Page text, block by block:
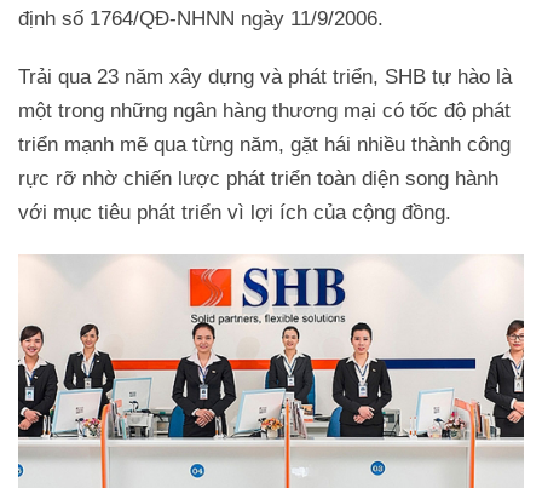
định số 1764/QĐ-NHNN ngày 11/9/2006.
Trải qua 23 năm xây dựng và phát triển, SHB tự hào là
một trong những ngân hàng thương mại có tốc độ phát
triển mạnh mẽ qua từng năm, gặt hái nhiều thành công
rực rỡ nhờ chiến lược phát triển toàn diện song hành
với mục tiêu phát triển vì lợi ích của cộng đồng.